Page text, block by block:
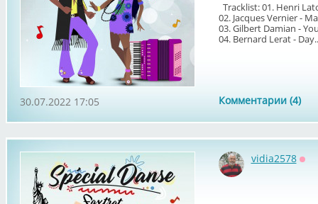
Tracklist: 01. Henri
02. Jacques Vernier -
03. Gilbert Damian -
04. Bernard Lerat -
Комментарии (4)
30.07.2022 17:05
vidia2578